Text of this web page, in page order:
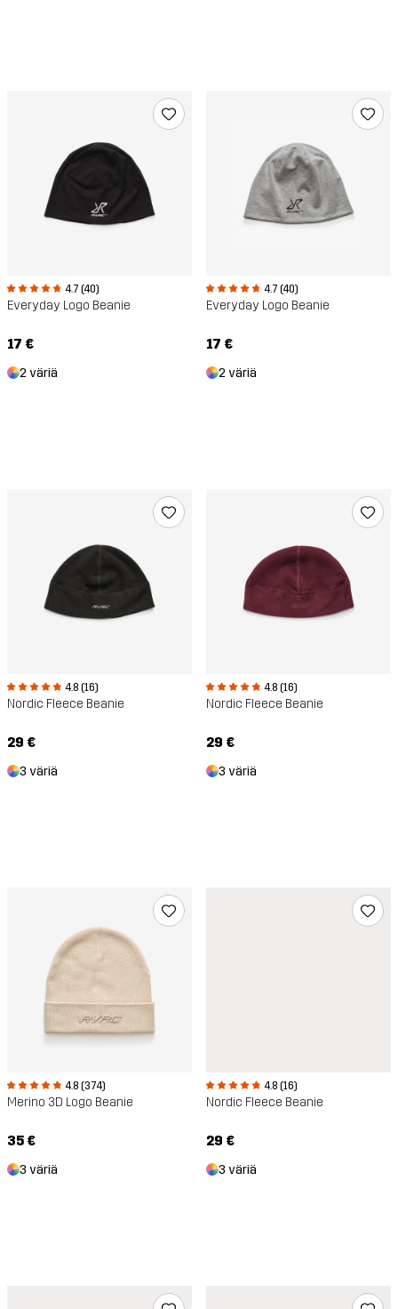
4.7 (40)
Everyday Logo Beanie
17 €
2 väriä
4.7 (40)
Everyday Logo Beanie
17 €
2 väriä
4.8 (16)
Nordic Fleece Beanie
29 €
3 väriä
4.8 (16)
Nordic Fleece Beanie
29 €
3 väriä
4.8 (374)
Merino 3D Logo Beanie
35 €
3 väriä
4.8 (16)
Nordic Fleece Beanie
29 €
3 väriä